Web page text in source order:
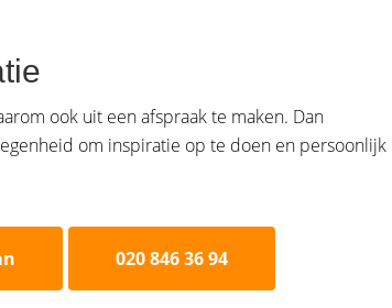
ook uit een afspraak te maken. Dan
om inspiratie op te doen en persoonlijk
020 846 36 94